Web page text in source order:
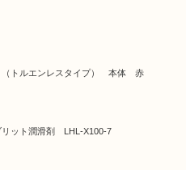
（トルエンレスタイプ） 本体 赤
ット潤滑剤 LHL-X100-7